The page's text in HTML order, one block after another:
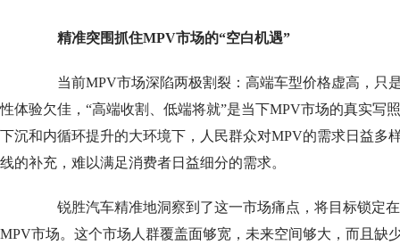
精准突围抓住MPV市场的“空白机遇”
当前MPV市场深陷两极割裂：高端车型价格虚高，只
性体验欠佳，“高端收割、低端将就”是当下MPV市场的真实写
下沉和内循环提升的大环境下，人民群众对MPV的需求日益多
线的补充，难以满足消费者日益细分的需求。
锐胜汽车精准地洞察到了这一市场痛点，将目标锁定在
MPV市场。这个市场人群覆盖面够宽，未来空间够大，而且缺